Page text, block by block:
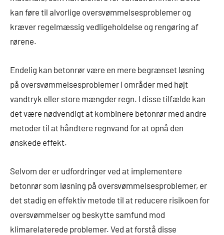
kan føre til alvorlige oversvømmelsesproblemer og
kræver regelmæssig vedligeholdelse og rengøring af
rørene.
Endelig kan betonrør være en mere begrænset løsning
på oversvømmelsesproblemer i områder med højt
vandtryk eller store mængder regn. I disse tilfælde kan
det være nødvendigt at kombinere betonrør med andre
metoder til at håndtere regnvand for at opnå den
ønskede effekt.
Selvom der er udfordringer ved at implementere
betonrør som løsning på oversvømmelsesproblemer, er
det stadig en effektiv metode til at reducere risikoen for
oversvømmelser og beskytte samfund mod
klimarelaterede problemer. Ved at forstå disse